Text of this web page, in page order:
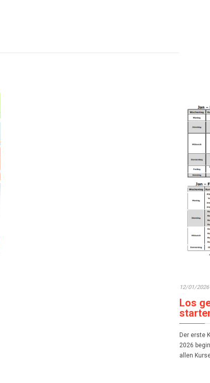
12/01/2026
Los
Der erste
2026
allen